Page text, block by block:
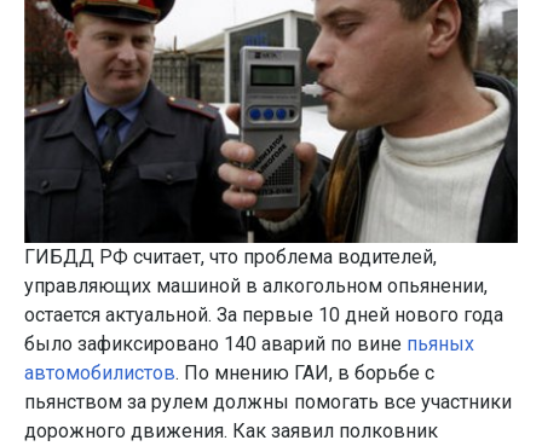
ГИБДД РФ считает, что проблема водителей,
управляющих машиной в алкогольном опьянении,
остается актуальной. За первые 10 дней нового года
было зафиксировано 140 аварий по вине пьяных
автомобилистов. По мнению ГАИ, в борьбе с
пьянством за рулем должны помогать все участники
дорожного движения. Как заявил полковник